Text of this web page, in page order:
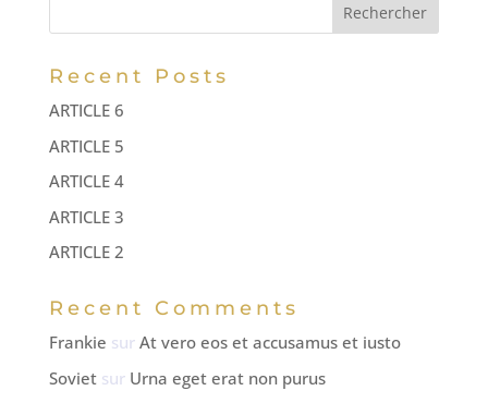
a
t
v
e
:
Rechercher
Recent Posts
ARTICLE 6
ARTICLE 5
ARTICLE 4
ARTICLE 3
ARTICLE 2
Recent Comments
Frankie sur At vero eos et accusamus et iusto
Sovietsur Urna eget erat non purus